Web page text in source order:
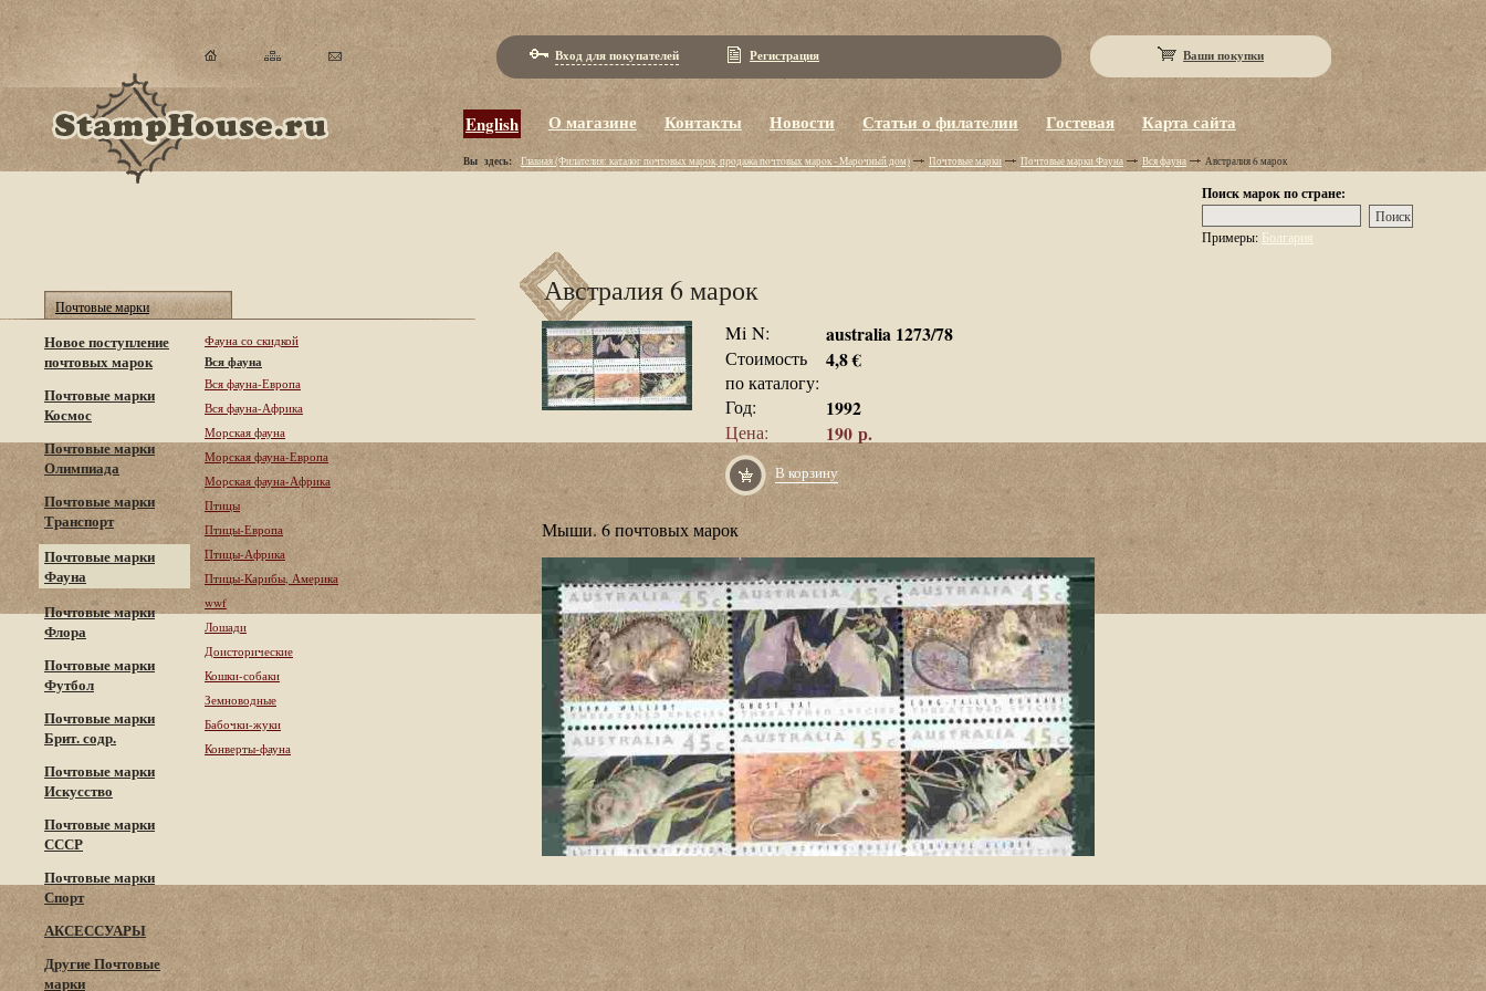
Вход для покупателей Регистрация Ваши покупки
English О магазине Контакты Новости Статьи о филaтeлии Гостевая Карта сайта
Вы здесь: Главная (Филaтeлия: кaтaлoг пoчтoвых мaрoк, пpoдaжa пoчтoвых мaрoк - Maрoчный дoм) Почтовые марки Почтовые марки Фауна Вся фауна Австралия 6 марок
Поиск марок по стране:
Примеры: Болгария
Почтовые марки
Новое поступление
почтовых марок
Почтовые марки
Космос
Почтовые марки
Олимпиада
Почтовые марки
Транспорт
Почтовые марки
Фауна
Почтовые марки
Флора
Почтовые марки
Футбол
Почтовые марки
Брит. содр.
Почтовые марки
Искусство
Почтовые марки
СССР
Почтовые марки
Спорт
АКСЕССУАРЫ
Другие Почтовые
марки
Фауна со скидкой
Вся фауна
Вся фауна-Европа
Вся фауна-Африка
Морская фауна
Морская фауна-Европа
Морская фауна-Африка
Птицы
Птицы-Европа
Птицы-Африка
Птицы-Карибы, Америка
wwf
Лошади
Доисторические
Кошки-собаки
Земноводные
Бабочки-жуки
Конверты-фауна
Австралия 6 марок
Mi N: australia 1273/78
Стоимость
по каталогу:
4,8 €
Год: 1992
Цена: 190 р.
В корзину
Мыши. 6 почтовых марок